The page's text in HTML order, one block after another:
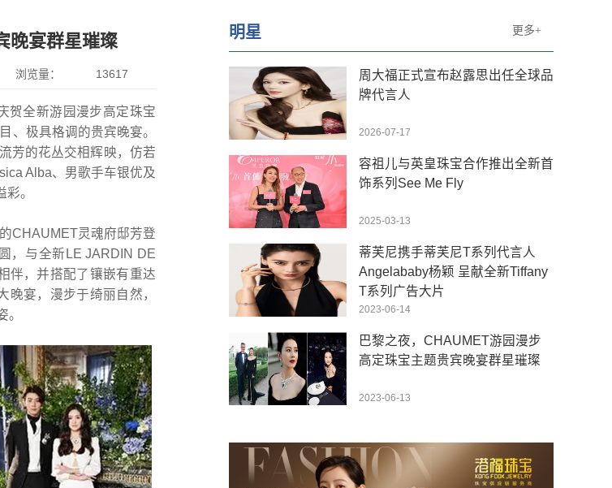
晚宴群星璀璨
浏览量： 13617
贺全新游园漫步高定珠宝
、极具格调的贵宾晚宴。
芳的花丛交相辉映，仿若
Alba、男歌手车银优及
。
CHAUMET灵魂府邸芳登
，与全新LE JARDIN DE
伴，并搭配了镶嵌有重达
宴，漫步于绮丽自然，
明星 更多+
周大福正式宣布赵露思出任全球品
牌代言人
2026-07-17
容祖儿与英皇珠宝合作推出全新首
饰系列See Me Fly
2025-03-13
蒂芙尼携手蒂芙尼T系列代言人
Angelababy杨颖 呈献全新Tiffany
T系列广告大片
2023-06-14
巴黎之夜，CHAUMET游园漫步
高定珠宝主题贵宾晚宴群星璀璨
2023-06-13